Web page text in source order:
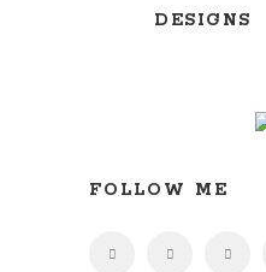
DESIGNS
FOLLOW ME